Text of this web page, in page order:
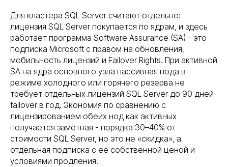
Для кластера SQL Server считают отдельно:
лицензия SQL Server покупается по ядрам, и здесь
работает программа Software Assurance (SA) - это
подписка Microsoft с правом на обновления,
мобильность лицензий и Failover Rights. При активной
SA на ядра основного узла пассивная нода в
режиме холодного или горячего резерва не
требует отдельных лицензий SQL Server до 90 дней
failover в год. Экономия по сравнению с
лицензированием обеих нод как активных
получается заметная - порядка 30–40% от
стоимости SQL Server, но это не «скидка», а
отдельная подписка с её собственной ценой и
условиями продления.